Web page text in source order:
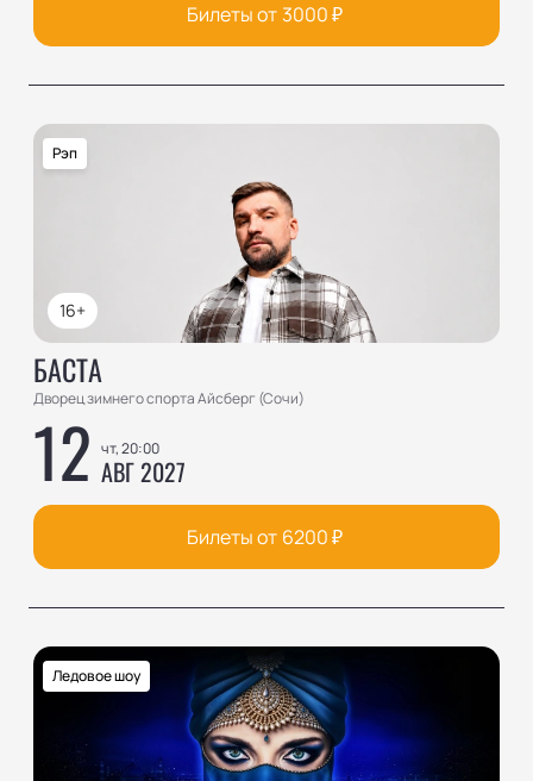
Билеты от 3000₽
16+
Рэп
БАСТА
Дворец зимнего спорта Айсберг (Сочи)
12 чт, 20:00
АВГ 2027
Билеты от 6200₽
Ледовое шоу